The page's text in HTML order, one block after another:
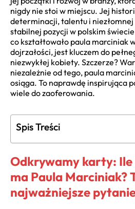
nigdy nie stoi w miejscu. Jej
determinacji, talentu i
stabilnej pozycji w polskim
co kształtowało paula marciniak
dojrzałości, jest kluczem do
niezwykłej kobiety. Szczerze?
niezależnie od tego, paula
osiąga. To naprawdę inspirująca
wiele do zaoferowania.
Spis Treści
Odkrywamy karty:
ma Paula Marciniak?
najważniejsze